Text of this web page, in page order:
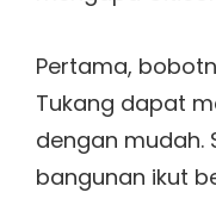
Pertama,
Tukang dapat
dengan mudah.
bangunan ikut